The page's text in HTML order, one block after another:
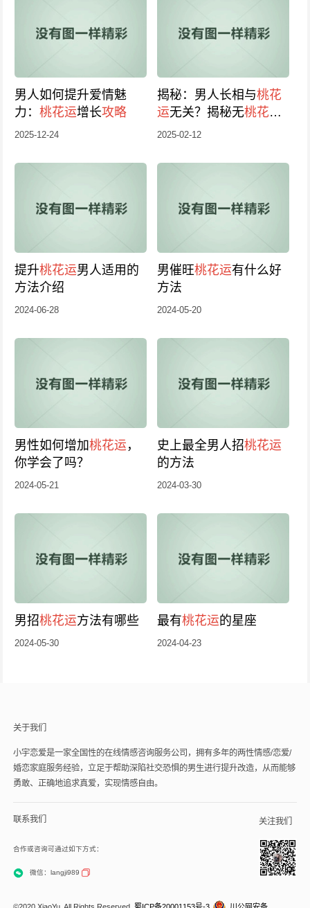
男人如何提升爱情魅
力： 桃花运增长攻略
2025-12-24
揭秘：男人长相与桃花
运无关？揭秘无桃花运
男性特征！
2025-02-12
提升桃花运男人适用的
方法介绍
2024-06-28
男催旺桃花运有什么好
方法
2024-05-20
男性如何增加桃花运 ，
你学会了吗？
2024-05-21
史上最全男人招桃花运
的方法
2024-03-30
男招桃花运方法有哪些
2024-05-30
最有桃花运的星座
2024-04-23
关于我们
小宇恋爱是一家全国性的在线情感咨询服务公司，拥有多年的两性情感/恋爱/
婚恋家庭服务经验，立足于帮助深陷社交恐惧的男生进行提升改造，从而能够
勇敢、正确地追求真爱，实现情感自由。
联系我们
合作或咨询可通过如下方式：
微信：langji989
关注我们